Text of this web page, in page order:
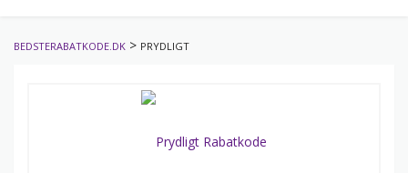
BEDSTERABATKODE.DK > PRYDLIGT